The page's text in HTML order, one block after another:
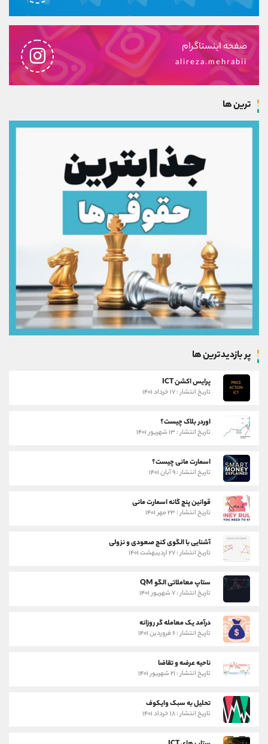
صفحه اینستاگرام
alireza.mehrabii
ترین ها
پر بازدیدترین ها
پرایس اکشن ICT
تاریخ انتشار : ۱۷ خرداد ۱۴۰۱
اوردر بلاک چیست؟
تاریخ انتشار : ۱۳ شهریور ۱۴۰۱
اسمارت مانی چیست؟
تاریخ انتشار : ۹ آبان ۱۴۰۱
قوانین پنج گانه اسمارت مانی
تاریخ انتشار : ۲۳ مهر ۱۴۰۱
آشنایی با الگوی کنج صعودی و نزولی
تاریخ انتشار : ۲۷ اردیبهشت ۱۴۰۱
ستاپ معاملاتی الگو QM
تاریخ انتشار : ۷ شهریور ۱۴۰۱
درآمد یک معامله گر روزانه
تاریخ انتشار : ۶ فروردین ۱۴۰۱
ناحیه عرضه و تقاضا
تاریخ انتشار : ۲۱ شهریور ۱۴۰۱
تحلیل به سبک وایکوف
تاریخ انتشار : ۱۸ خرداد ۱۴۰۱